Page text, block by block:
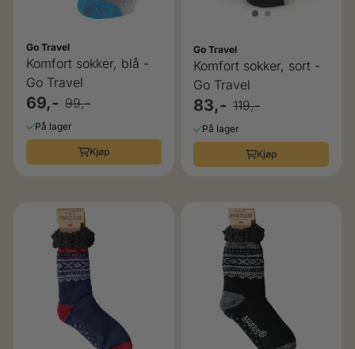
Go Travel
Komfort sokker, blå -
Go Travel
69,- 99,-
På lager
Kjøp
Go Travel
Komfort sokker, sort -
Go Travel
83,- 119,-
På lager
Kjøp